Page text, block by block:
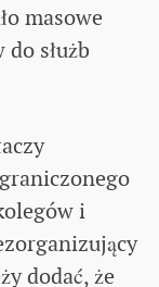
masowe
służb
i
dodać, że